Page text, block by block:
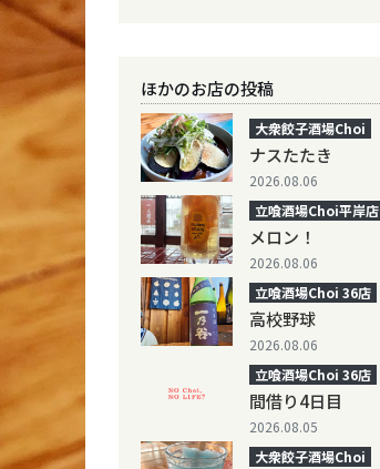
ほかのお店の投稿
大衆餃子酒場Choi
ナスたたき
2026.08.06
立喰酒場Choi平岸店
メロン！
2026.08.06
立喰酒場Choi 36店
高校野球
2026.08.06
立喰酒場Choi 36店
間借り4日目
2026.08.05
大衆餃子酒場Choi